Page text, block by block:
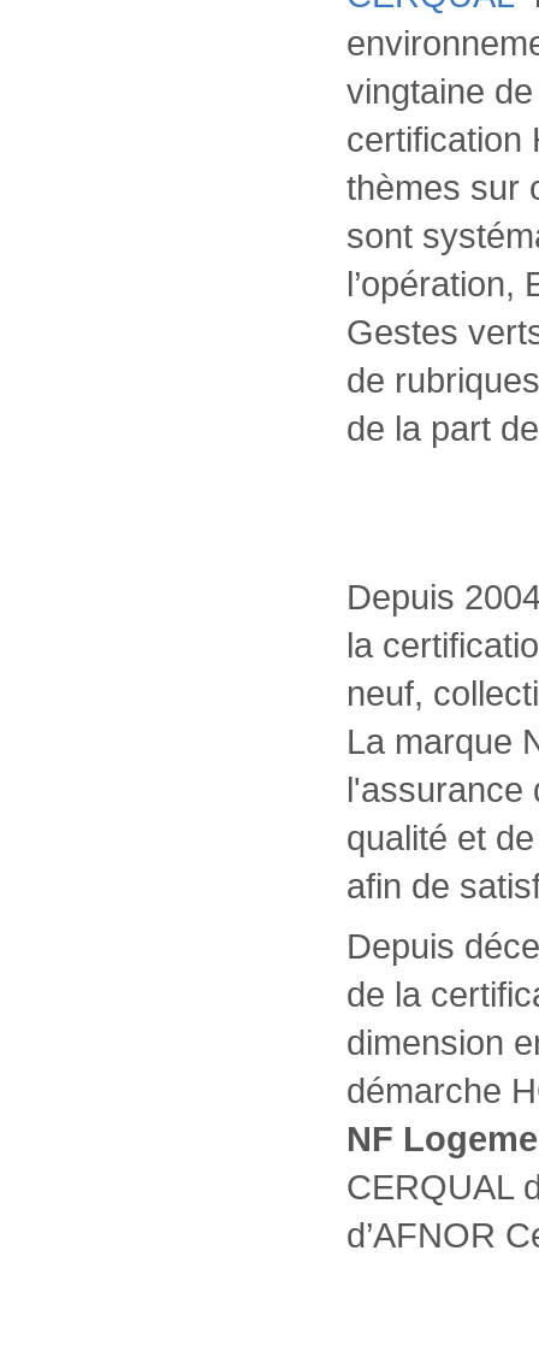
vingtaine
certification
thèmes sur
sont
l’opération,
Gestes
de
de la part
Depuis
la
neuf,
La marque
l'assurance
qualité et
afin de
Depuis
de la
dimension
démarche
NF
CERQUAL
d’AFNOR